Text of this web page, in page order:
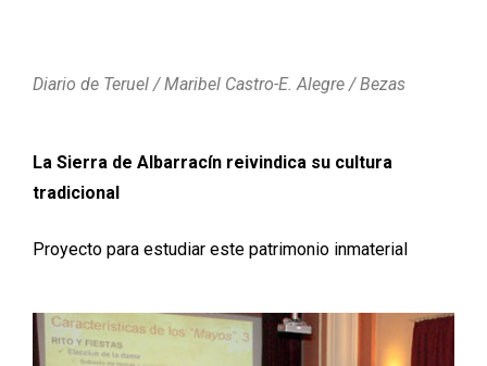
Diario de Teruel / Maribel Castro-E. Alegre / Bezas
La Sierra de Albarracín reivindica su cultura
tradicional
Proyecto para estudiar este patrimonio inmaterial